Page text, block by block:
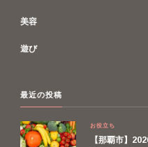
美容
遊び
最近の投稿
お役立ち
【那覇市】